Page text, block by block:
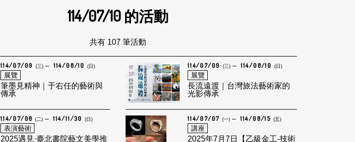
114/07/10 的活動
共有 107 筆活動
114/07/09 (三) 114/08/10 (日)
展覽
筆墨見精神｜于右任的藝術與
傳承
114/07/09 (三) 114/08/10 (日)
展覽
長流遠渡｜台灣旅法藝術家的
光影傳承
114/07/08 (二) 114/11/30 (日)
表演藝術
2025遇見·臺北書院藝文美學推
114/07/07 (一) 114/08/15 (五)
講座
2025年7月7日【乙級金工-技術